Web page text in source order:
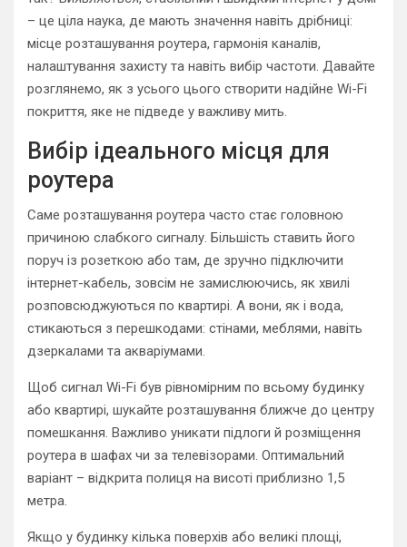
– це ціла наука, де мають значення навіть дрібниці:
місце розташування роутера, гармонія каналів,
налаштування захисту та навіть вибір частоти. Давайте
розглянемо, як з усього цього створити надійне Wi-Fi
покриття, яке не підведе у важливу мить.
Вибір ідеального місця для
роутера
Саме розташування роутера часто стає головною
причиною слабкого сигналу. Більшість ставить його
поруч із розеткою або там, де зручно підключити
інтернет-кабель, зовсім не замислюючись, як хвилі
розповсюджуються по квартирі. А вони, як і вода,
стикаються з перешкодами: стінами, меблями, навіть
дзеркалами та акваріумами.
Щоб сигнал Wi-Fi був рівномірним по всьому будинку
або квартирі, шукайте розташування ближче до центру
помешкання. Важливо уникати підлоги й розміщення
роутера в шафах чи за телевізорами. Оптимальний
варіант – відкрита полиця на висоті приблизно 1,5
метра.
Якщо у будинку кілька поверхів або великі площі,